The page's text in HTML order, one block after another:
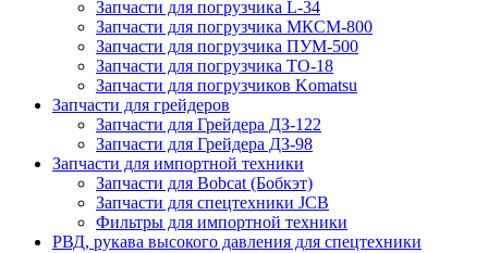
Запчасти для погрузчика L-34
Запчасти для погрузчика МКСМ-800
Запчасти для погрузчика ПУМ-500
Запчасти для погрузчика ТО-18
Запчасти для погрузчиков Komatsu
Запчасти для грейдеров
Запчасти для Грейдера ДЗ-122
Запчасти для Грейдера ДЗ-98
Запчасти для импортной техники
Запчасти для Bobcat (Бобкэт)
Запчасти для спецтехники JCB
Фильтры для импортной техники
РВД, рукава высокого давления для спецтехники